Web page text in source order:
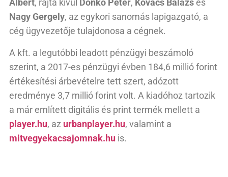
Albert, rajta kívül Donkó Péter, Kovács Balázs és
Nagy Gergely, az egykori sanomás lapigazgató, a
cég ügyvezetője tulajdonosa a cégnek.
A kft. a legutóbbi leadott pénzügyi beszámoló
szerint, a 2017-es pénzügyi évben 184,6 millió forint
értékesítési árbevételre tett szert, adózott
eredménye 3,7 millió forint volt. A kiadóhoz tartozik
a már említett digitális és print termék mellett a
player.hu, az urbanplayer.hu, valamint a
mitvegyekacsajomnak.hu is.